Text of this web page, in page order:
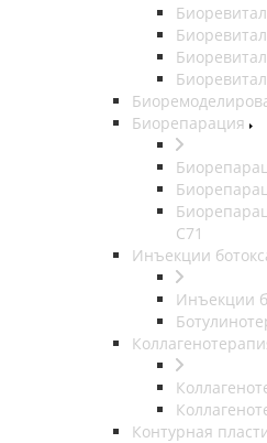
Биорепарация
C71
Инъекции
Инъекции
Контурная